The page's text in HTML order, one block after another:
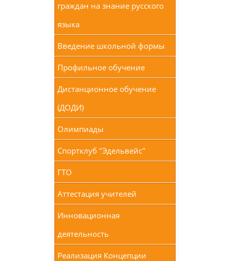
граждан на знание русского
языка
Введение школьной формы
Профильное обучение
Дистанционное обучение
(ДОДИ)
Олимпиады
Спортклуб "Эдельвейс"
ГТО
Аттестация учителей
Инновационная
деятельность
Реализация Концепции